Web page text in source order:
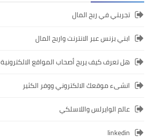
تجربتي في ربح المال
ابني بزنس عبر الانترنت واربح المال
هل تعرف كيف يربح أصحاب المواقع الالكترونية
انشىء موقعك الالكتروني ووفر الكثير
عالم الوايرلس واللاسلكي
linkedin